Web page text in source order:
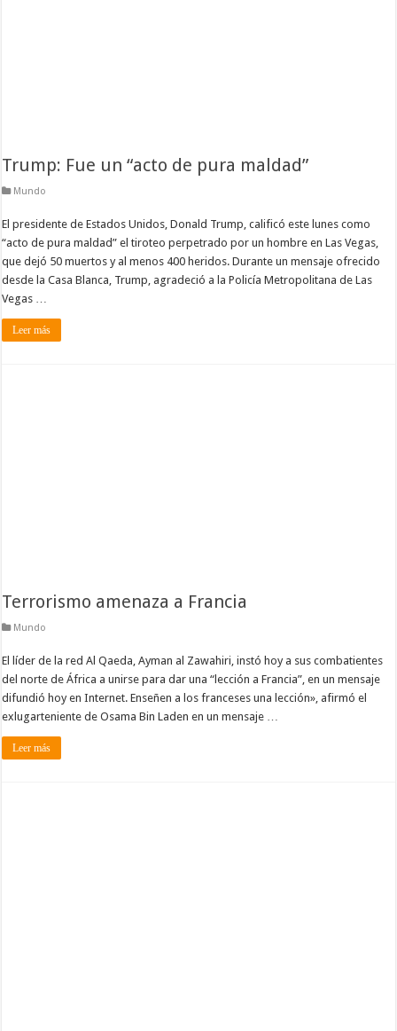
Trump: Fue un “acto de pura maldad”
Mundo
El presidente de Estados Unidos, Donald Trump, calificó este lunes como
“acto de pura maldad” el tiroteo perpetrado por un hombre en Las Vegas,
que dejó 50 muertos y al menos 400 heridos. Durante un mensaje ofrecido
desde la Casa Blanca, Trump, agradeció a la Policía Metropolitana de Las
Vegas …
Leer más
Terrorismo amenaza a Francia
Mundo
El líder de la red Al Qaeda, Ayman al Zawahiri, instó hoy a sus combatientes
del norte de África a unirse para dar una “lección a Francia”, en un mensaje
difundió hoy en Internet. Enseñen a los franceses una lección», afirmó el
exlugarteniente de Osama Bin Laden en un mensaje …
Leer más